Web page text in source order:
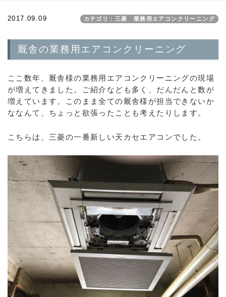
2017.09.09 カテゴリ：三菱 業務用エアコンクリーニング
厩舎の業務用エアコンクリーニング
ここ数年、厩舎様の業務用エアコンクリーニングの現場
が増えてきました。ご紹介なども多く、だんだんと数が
増えています。このまま全ての厩舎様が担当できないか
ななんて、ちょっと欲張ったことも考えたりします。
こちらは、三菱の一番新しい天カセエアコンでした。